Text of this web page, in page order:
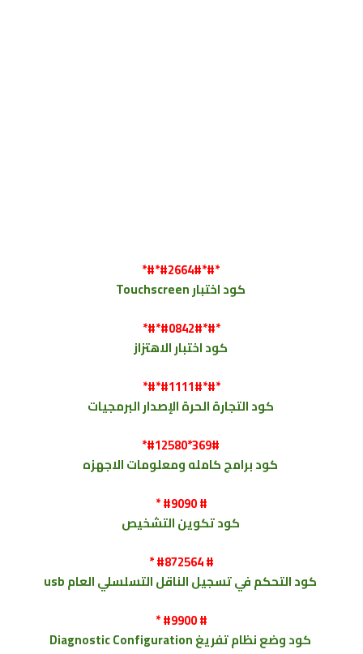
*#*#2664#*#*
كوداختبار Touchscreen
*#*#0842#*#*
كوداختبار الاهتزاز
*#*#1111#*#*
كودالتجارة الحرة الإصدار البرمجيات
*#12580*369#
كودبرامج كامله ومعلومات الاجهزه
* #9090 #
كودتكوين التشخيص
* #872564 #
كودالتحكم في تسجيل الناقل التسلسلي العام usb
* #9900 #
كودوضع نظام تفريغDiagnostic Configuration